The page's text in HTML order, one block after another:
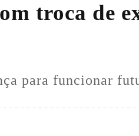
troca de
para funcionar